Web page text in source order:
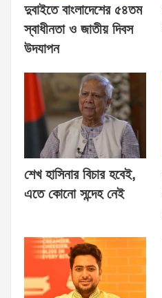
দুবাইতে বাংলাদেশের ৫৪তম
স্বাধীনতা ও জাতীয় দিবস
উদযাপন
শেখ হাসিনার বিচার হবেই,
এতে কোনো সন্দেহ নেই